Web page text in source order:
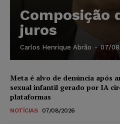
Composição
juros
Carlos Henrique Abrão - 07/
Meta é alvo de denúncia após
sexual infantil gerado por IA
plataformas
NOTÍCIAS 07/08/2026